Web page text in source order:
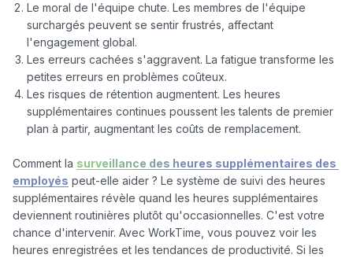
Le moral de l'équipe chute. Les membres de l'équipe
surchargés peuvent se sentir frustrés, affectant
l'engagement global.
Les erreurs cachées s'aggravent. La fatigue transforme les
petites erreurs en problèmes coûteux.
Les risques de rétention augmentent. Les heures
supplémentaires continues poussent les talents de premier
plan à partir, augmentant les coûts de remplacement.
Comment la surveillance des heures supplémentaires des
employés peut-elle aider ? Le système de suivi des heures
supplémentaires révèle quand les heures supplémentaires
deviennent routinières plutôt qu'occasionnelles. C'est votre
chance d'intervenir. Avec WorkTime, vous pouvez voir les
heures enregistrées et les tendances de productivité. Si les